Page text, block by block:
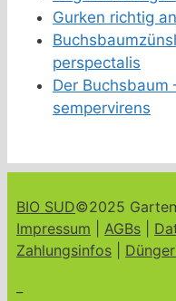
Gurken richtig
perspectalis
Der Buchsbaum
sempervirens
BIO SUD©2025 Garten
Impressum
AGBs
Zahlungsinfos